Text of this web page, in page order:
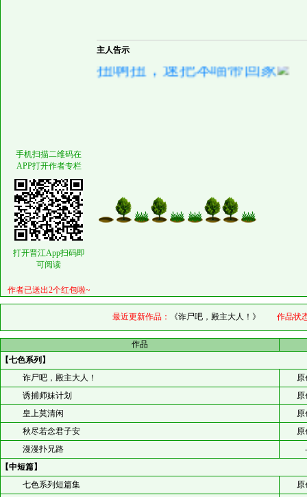
主人告示
扭啊扭，速把本喵带回家
手机扫描二维码在
APP打开作者专栏
打开晋江App扫码即
可阅读
作者已送出2个红包啦~
最近更新作品： 《诈尸吧，殿主大人！》 作品状
作品
【七色系列】
诈尸吧，殿主大人！
原
诱捕师妹计划
原
皇上莫清闲
原
秋尽若念君子安
原
漫漫扑兄路
【中短篇】
七色系列短篇集
原